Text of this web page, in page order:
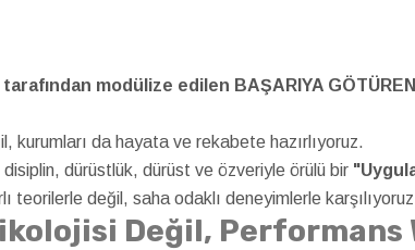
modülize edilen BAŞARIYA
kurumları da hayata ve rekabete hazırlıyoruz.
dürüstlük, dürüst ve özveriyle örülü bir
teorilerle değil, saha odaklı deneyimlerle
Değil, Performans